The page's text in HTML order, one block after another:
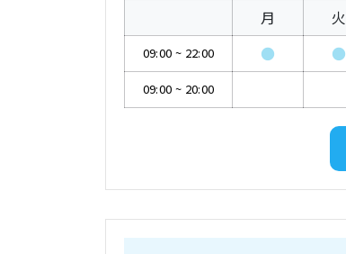
月 火
09:00 ~ 22:00 ● ●
09:00 ~ 20:00